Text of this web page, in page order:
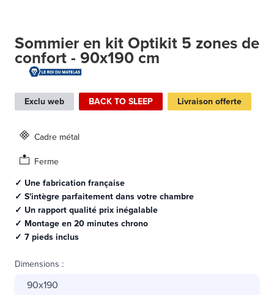
Sommier en kit Optikit 5 zones de
confort - 90x190 cm
Exclu web BACK TO SLEEP Livraison offerte
Cadre métal
Ferme
✓ Une fabrication française
✓ S'intègre parfaitement dans votre chambre
✓ Un rapport qualité prix inégalable
✓ Montage en 20 minutes chrono
✓ 7 pieds inclus
Dimensions :
90x190